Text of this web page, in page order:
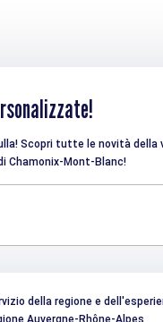
Scopri tutte le novità
Chamonix-Mont-Blanc!
della regione e